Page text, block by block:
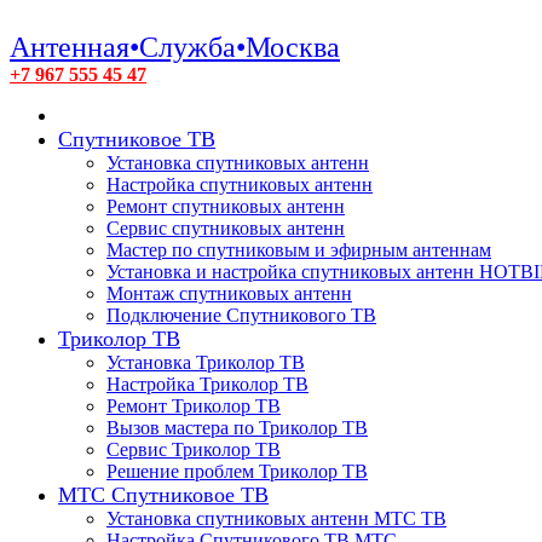
Антенная•Служба•Москва
+7 967 555 45 47
Спутниковое ТВ
Установка спутниковых антенн
Настройка спутниковых антенн
Ремонт спутниковых антенн
Сервис спутниковых антенн
Мастер по спутниковым и эфирным антеннам
Установка и настройка спутниковых антенн
Монтаж спутниковых антенн
Подключение Спутникового ТВ
Триколор ТВ
Установка Триколор ТВ
Настройка Триколор ТВ
Ремонт Триколор ТВ
Вызов мастера по Триколор ТВ
Сервис Триколор ТВ
Решение проблем Триколор ТВ
МТС Спутниковое ТВ
Установка спутниковых антенн МТС ТВ